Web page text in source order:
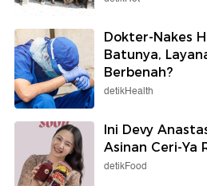
Dokter-Nakes
Batunya,
Berbenah?
detikHealth
Ini Devy
Asinan Ceri-Ya
detikFood